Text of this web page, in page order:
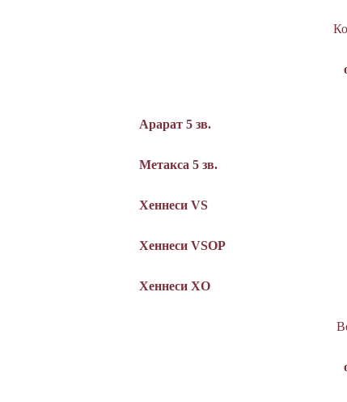
Арарат 5 зв.
Метакса 5 зв.
Хеннеси VS
Хеннеси VSOP
Хеннеси XO